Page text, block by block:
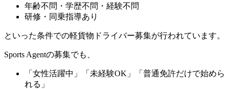
年齢不問・学歴不問・経験不問
研修・同乗指導あり
といった条件での軽貨物ドライバー募集が行われています。
Sports Agentの募集でも、
「女性活躍中」「未経験OK」「普通免許だけで始めら
れる」